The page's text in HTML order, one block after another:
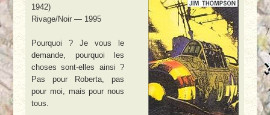
1942)
Rivage/Noir — 1995
Pourquoi ? Je vous le
demande, pourquoi les
choses sont-elles ainsi ?
Pas pour Roberta, pas
pour moi, mais pour nous
tous.